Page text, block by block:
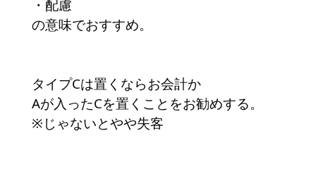
・配慮
の意味でおすすめ。
タイプCは置くならお会計か
Aが入ったCを置くことをお勧めする。
※じゃないとやや失客